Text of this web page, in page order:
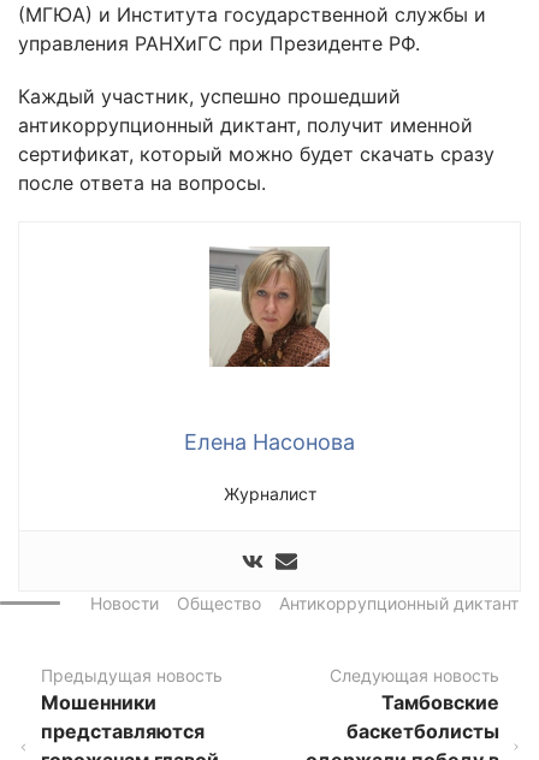
(МГЮА) и Института государственной службы и
управления РАНХиГС при Президенте РФ.
Каждый участник, успешно прошедший
антикоррупционный диктант, получит именной
сертификат, который можно будет скачать сразу
после ответа на вопросы.
Елена Насонова
Журналист
Новости Общество Антикоррупционный диктант
Предыдущая новость
Мошенники
представляются
Следующая новость
Тамбовские
баскетболисты